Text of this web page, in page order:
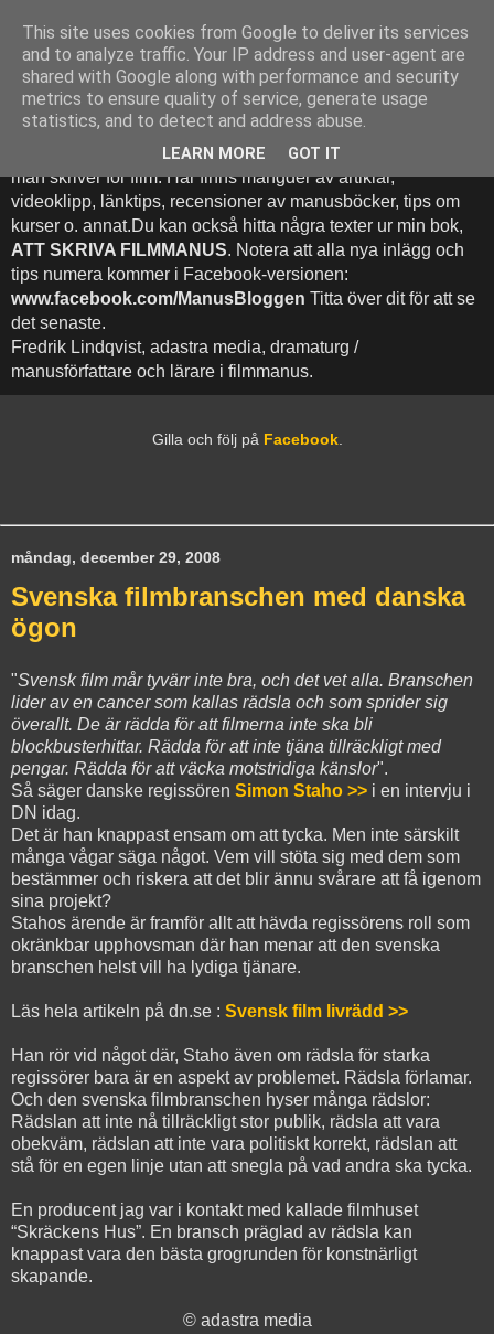
Att Skriva Filmmanus -
Bloggen
Denna blogg inehhåller runt 500 (!) inlägg med fokus på hur
man skriver för film. Här finns mängder av artiklar,
videoklipp, länktips, recensioner av manusböcker, tips om
kurser o. annat.Du kan också hitta några texter ur min bok,
ATT SKRIVA FILMMANUS. Notera att alla nya inlägg och
tips numera kommer i Facebook-versionen:
www.facebook.com/ManusBloggen Titta över dit för att se
det senaste.
Fredrik Lindqvist, adastra media, dramaturg /
manusförfattare och lärare i filmmanus.
Gilla och följ på Facebook.
måndag, december 29, 2008
Svenska filmbranschen med danska
ögon
"Svensk film mår tyvärr inte bra, och det vet alla. Branschen
lider av en cancer som kallas rädsla och som sprider sig
överallt. De är rädda för att filmerna inte ska bli
blockbusterhittar. Rädda för att inte tjäna tillräckligt med
pengar. Rädda för att väcka motstridiga känslor".
Så säger danske regissören Simon Staho >> i en intervju i
DN idag.
Det är han knappast ensam om att tycka. Men inte särskilt
många vågar säga något. Vem vill stöta sig med dem som
bestämmer och riskera att det blir ännu svårare att få igenom
sina projekt?
Stahos ärende är framför allt att hävda regissörens roll som
okränkbar upphovsman där han menar att den svenska
branschen helst vill ha lydiga tjänare.
Läs hela artikeln på dn.se : Svensk film livrädd >>
Han rör vid något där, Staho även om rädsla för starka
regissörer bara är en aspekt av problemet. Rädsla förlamar.
Och den svenska filmbranschen hyser många rädslor:
Rädslan att inte nå tillräckligt stor publik, rädsla att vara
obekväm, rädslan att inte vara politiskt korrekt, rädslan att
stå för en egen linje utan att snegla på vad andra ska tycka.
En producent jag var i kontakt med kallade filmhuset
“Skräckens Hus”. En bransch präglad av rädsla kan
knappast vara den bästa grogrunden för konstnärligt
skapande.
© adastra media
This site uses cookies from Google to deliver its services
and to analyze traffic. Your IP address and user-agent are
shared with Google along with performance and security
metrics to ensure quality of service, generate usage
statistics, and to detect and address abuse.
LEARN MORE GOT IT